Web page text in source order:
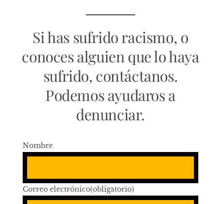
Si has sufrido racismo, o
conoces alguien que lo haya
sufrido, contáctanos.
Podemos ayudaros a
denunciar.
Nombre
Correo electrónico(obligatorio)